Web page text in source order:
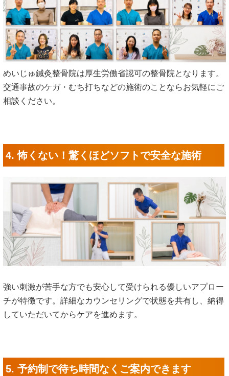
めいじゅ鍼灸整骨院は厚生労働省認可の整骨院となります。
交通事故のケガ・むち打ちなどの施術のことならお気軽にご
相談ください。
4. 怖くない！驚くほどソフトで安全な施術
強い刺激が苦手な方でも安心して受けられる優しいアプロー
チが特徴です。詳細なカウンセリングで状態を共有し、納得
していただいてからケアを進めます。
5. 予約制で待ち時間なくご案内できます